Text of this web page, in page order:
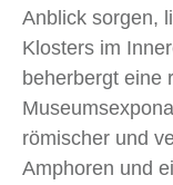
Anblick sorgen,
Klosters im
beherbergt eine
römischer und
Amphoren und